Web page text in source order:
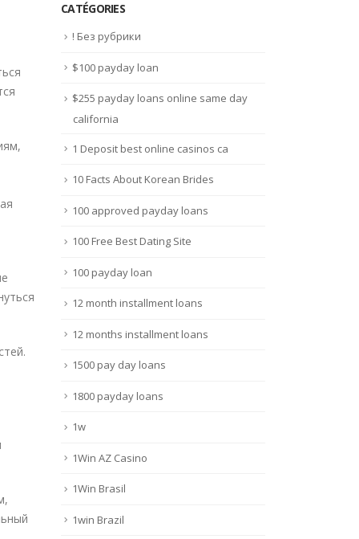
CATÉGORIES
! Без рубрики
$100 payday loan
$255 payday loans online same day
california
1 Deposit best online casinos ca
10 Facts About Korean Brides
100 approved payday loans
100 Free Best Dating Site
100 payday loan
12 month installment loans
12 months installment loans
1500 pay day loans
1800 payday loans
1w
1Win AZ Casino
1Win Brasil
1win Brazil